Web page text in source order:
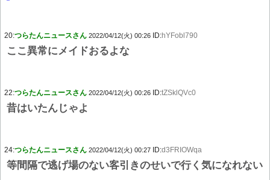
20:つらたんニュースさん 2022/04/12(火) 00:26 ID:hYFobl790
ここ異常にメイドおるよな
22:つらたんニュースさん 2022/04/12(火) 00:26 ID:tZSklQVc0
昔はいたんじゃよ
24:つらたんニュースさん 2022/04/12(火) 00:27 ID:d3FRIOWqa
等間隔で逃げ場のない客引きのせいで行く気になれない